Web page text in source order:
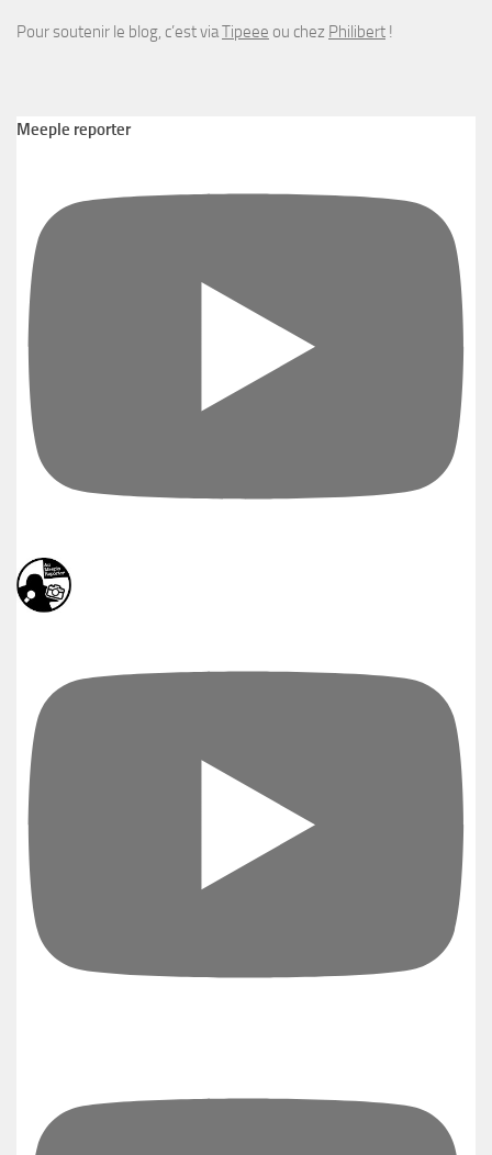
Pour soutenir le blog, c’est viaTipeee ou chez Philibert !
Meeple reporter